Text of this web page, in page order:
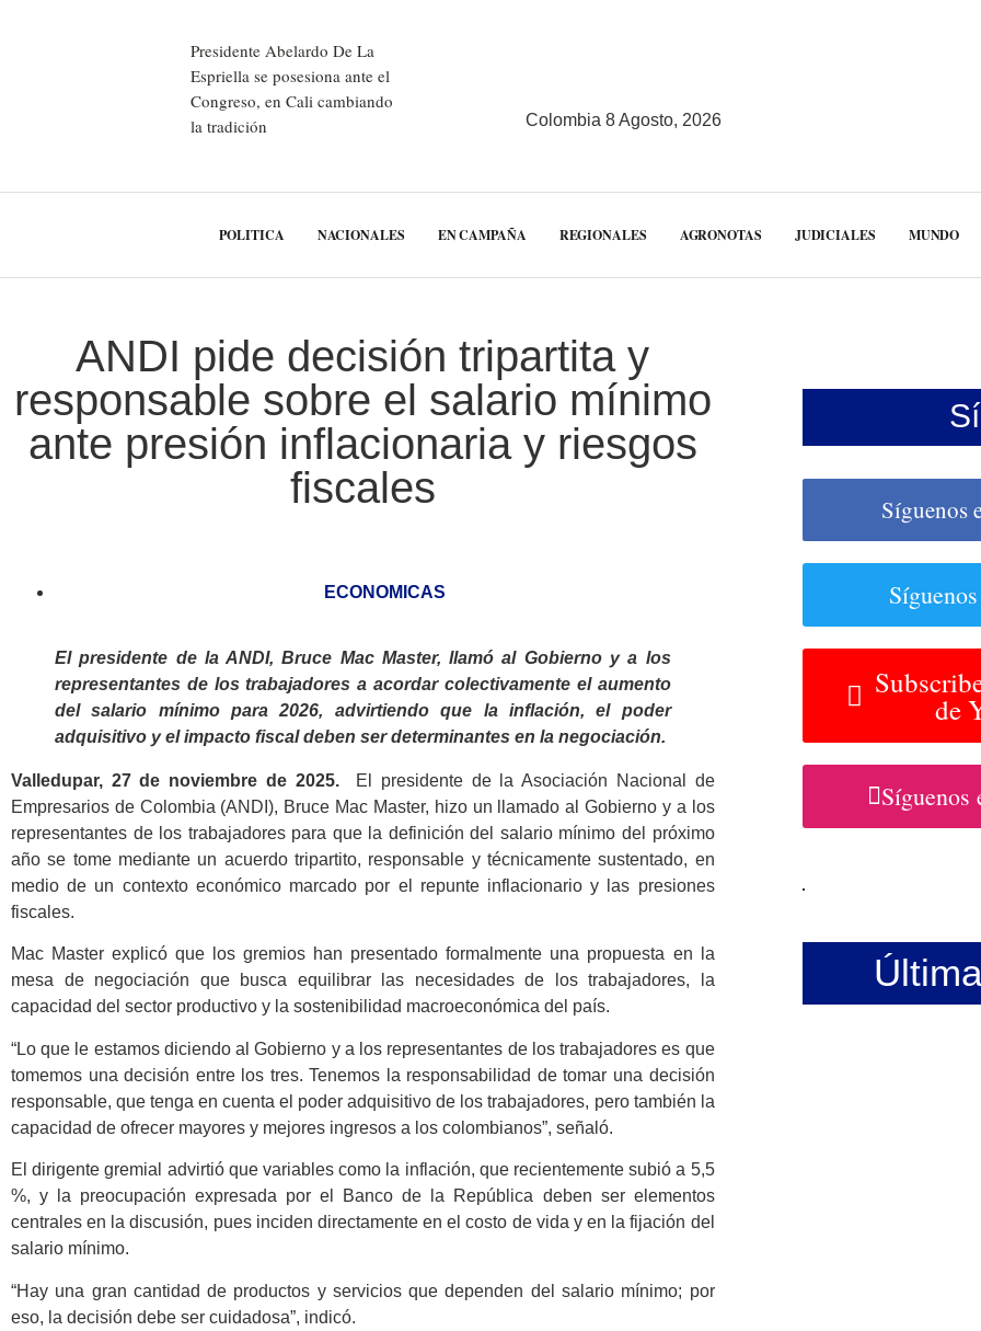
Presidente Abelardo De La
Espriella se posesiona ante el
Congreso, en Cali cambiando
la tradición
Colombia 8 Agosto, 2026
POLITICA NACIONALES EN CAMPAÑA REGIONALES AGRONOTAS JUDICIALES MUNDO
ANDI pide decisión tripartita y
responsable sobre el salario mínimo
ante presión inflacionaria y riesgos
fiscales
ECONOMICAS
El presidente de la ANDI, Bruce Mac Master, llamó al Gobierno y a los
representantes de los trabajadores a acordar colectivamente el aumento
del salario mínimo para 2026, advirtiendo que la inflación, el poder
adquisitivo y el impacto fiscal deben ser determinantes en la negociación.
Valledupar, 27 de noviembre de 2025.
El presidente de la Asociación Nacional de
Empresarios de Colombia (ANDI), Bruce Mac Master, hizo un llamado al Gobierno y a los
representantes de los trabajadores para que la definición del salario mínimo del próximo
año se tome mediante un acuerdo tripartito, responsable y técnicamente sustentado, en
medio de un contexto económico marcado por el repunte inflacionario y las presiones
fiscales.
Mac Master explicó que los gremios han presentado formalmente una propuesta en la
mesa de negociación que busca equilibrar las necesidades de los trabajadores, la
capacidad del sector productivo y la sostenibilidad macroeconómica del país.
“Lo que le estamos diciendo al Gobierno y a los representantes de los trabajadores es que
tomemos una decisión entre los tres. Tenemos la responsabilidad de tomar una decisión
responsable, que tenga en cuenta el poder adquisitivo de los trabajadores, pero también la
capacidad de ofrecer mayores y mejores ingresos a los colombianos”, señaló.
El dirigente gremial advirtió que variables como la inflación, que recientemente subió a 5,5
%, y la preocupación expresada por el Banco de la República deben ser elementos
centrales en la discusión, pues inciden directamente en el costo de vida y en la fijación del
salario mínimo.
“Hay una gran cantidad de productos y servicios que dependen del salario mínimo; por
eso, la decisión debe ser cuidadosa”, indicó.
Síguenos
de